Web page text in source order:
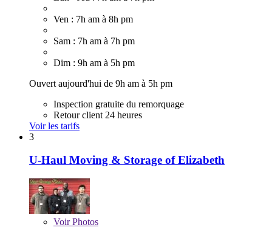
Ven : 7h am à 8h pm
Sam : 7h am à 7h pm
Dim : 9h am à 5h pm
Ouvert aujourd'hui de 9h am à 5h pm
Inspection gratuite du remorquage
Retour client 24 heures
Voir les tarifs
3
U-Haul Moving & Storage of Elizabeth
VoirPhotos